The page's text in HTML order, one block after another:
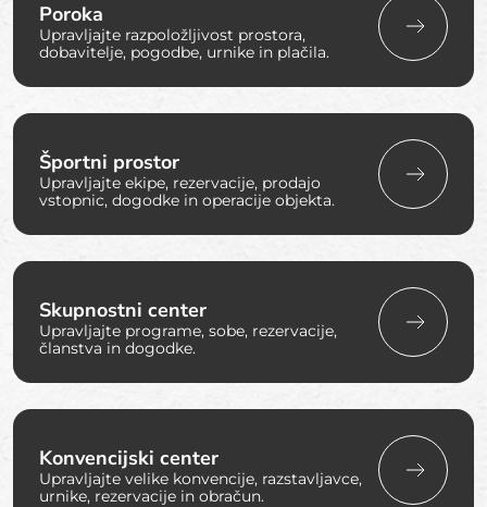
Poroka
Upravljajte razpoložljivost prostora,
dobavitelje, pogodbe, urnike in plačila.
Športni prostor
Upravljajte ekipe, rezervacije, prodajo
vstopnic, dogodke in operacije objekta.
Skupnostni center
Upravljajte programe, sobe, rezervacije,
članstva in dogodke.
Konvencijski center
Upravljajte velike konvencije, razstavljavce,
urnike, rezervacije in obračun.